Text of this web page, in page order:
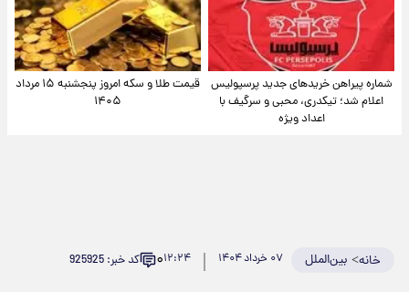
شماره پیراهن خریدهای جدید پرسپولیس
اعلام شد؛ تیکدری، محبی و سرگیف با
اعداد ویژه
قیمت طلا و سکه امروز پنجشنبه ۱۵ مرداد
۱۴۰۵
خانه> بین‌الملل ۰۷ خرداد ۱۴۰۴ ۱۲:۲۴۰ کد خبر: 925925